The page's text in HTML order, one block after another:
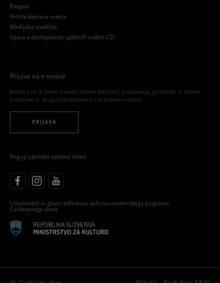
Razpisi
Prosta delovna mesta
Medijsko središče
Izjava o dostopnosti spletnih vsebin CD
Prijava na e-novice
Bodite prvi, ki boste izvedeli, katere koncerte, predavanja, gledališke in plesne
predstave in drugo pripravljamo v Cankarjevem domu.
PRIJAVA
Pogoji uporabe spletne strani
Ustanovitelj in glavni sofinancer kulturno-umetniškega programa
Cankarjevega doma